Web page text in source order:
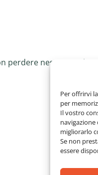
Per offrirvi
per
Il vostro
migliorarlo
Se non
essere
perdere nessun